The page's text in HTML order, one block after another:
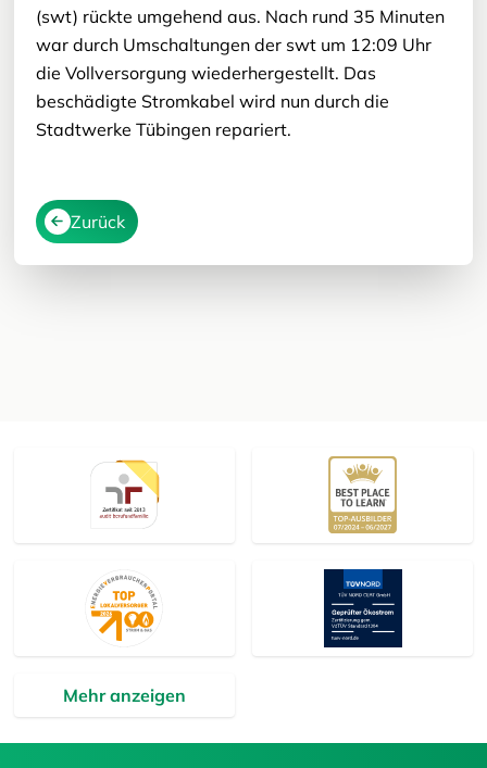
(swt) rückte umgehend aus. Nach rund 35 Minuten
war durch Umschaltungen der swt um 12:09 Uhr
die Vollversorgung wiederhergestellt. Das
beschädigte Stromkabel wird nun durch die
Stadtwerke Tübingen repariert.
Zurück
Mehr anzeigen